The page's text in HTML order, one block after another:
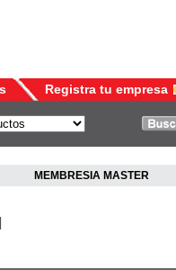
Registra tu empresa
MEMBRESIA MASTER